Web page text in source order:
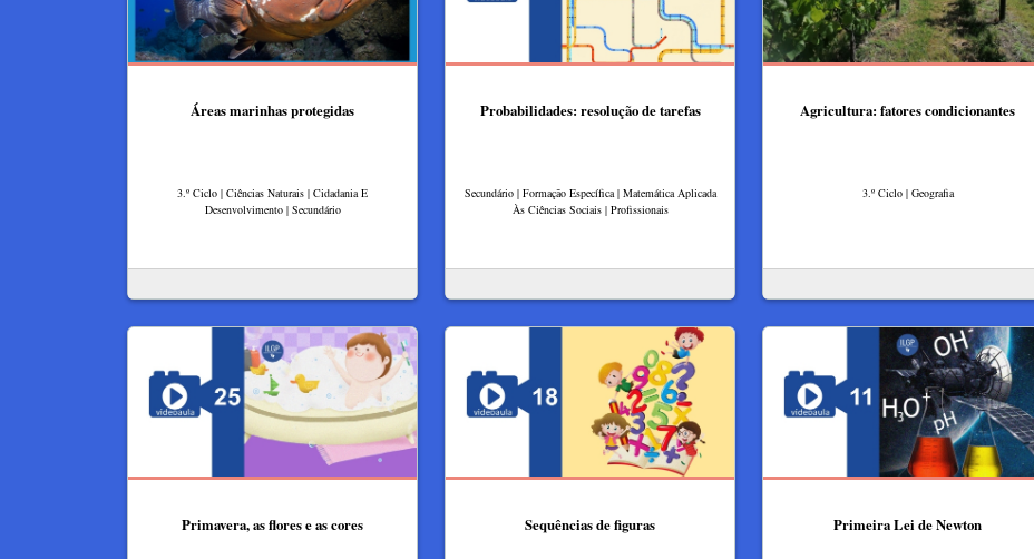
Áreas marinhas protegidas
3.º Ciclo | Ciências Naturais | Cidadania E
Desenvolvimento | Secundário
Probabilidades: resolução de tarefas
Secundário | Formação Específica | Matemática Aplicada
Às Ciências Sociais | Profissionais
Agricultura: fatores condicionantes
3.º Ciclo | Geografia
Primavera, as flores e as cores Sequências de figuras Primeira Lei de Newton